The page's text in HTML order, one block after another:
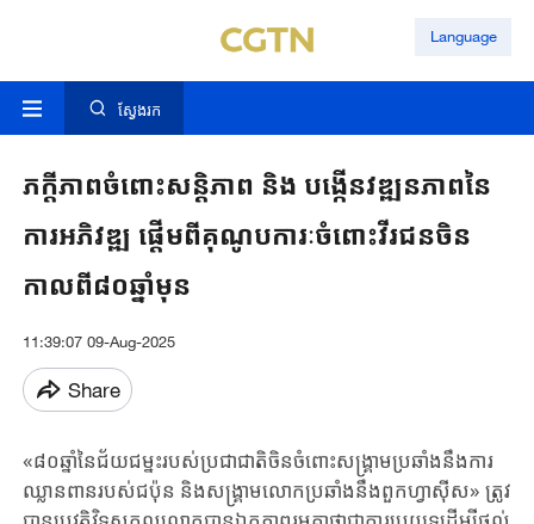
Language
ស្វែងរក
ភក្តីភាពចំពោះសន្តិភាព និង បង្កើនវឌ្ឍនភាពនៃ
ការអភិវឌ្ឍ ផ្តើមពីគុណូបការៈចំពោះវីរជនចិន
កាលពី៨០ឆ្នាំមុន
11:39:07 09-Aug-2025
Share
«៨០ឆ្នាំនៃជ័យជម្នះរបស់ប្រជាជាតិចិនចំពោះសង្គ្រាមប្រឆាំងនឹងការ
ឈ្លានពានរបស់ជប៉ុន និងសង្គ្រាមលោកប្រឆាំងនឹងពួកហ្វាស៊ីស» ត្រូវ